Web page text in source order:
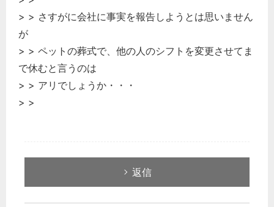
> > さすがに会社に事実を報告しようとは思いません
が
> > ペットの葬式で、他の人のシフトを変更させてま
で休むと言うのは
> > アリでしょうか・・・
> >
返信